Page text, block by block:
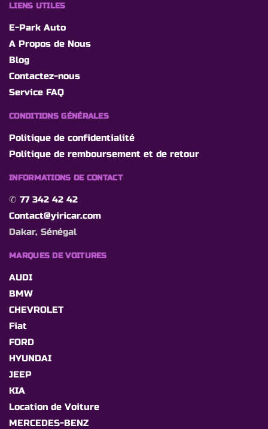
LIENS UTILES
E-Park Auto
A Propos de Nous
Blog
Contactez-nous
Service FAQ
CONDITIONS GÉNÉRALES
Politique de confidentialité
Politique de remboursement et de retour
INFORMATIONS DE CONTACT
✆ 77 342 42 42
Contact@yiricar.com
Dakar, Sénégal
MARQUES DE VOITURES
AUDI
BMW
CHEVROLET
Fiat
FORD
HYUNDAI
JEEP
KIA
Location de Voiture
MERCEDES-BENZ